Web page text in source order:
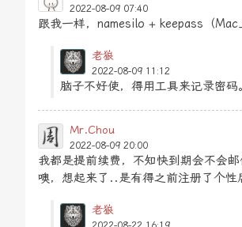
2022-08-09 07:40
跟我一样，namesilo + keepass（Mac
老狼
2022-08-09 11:12
脑子不好使，得用工具来记录密码。
Mr.Chou
2022-08-09 20:00
我都是提前续费，不知快到期会不会
噢，想起来了..是有得之前注册了个性
老狼